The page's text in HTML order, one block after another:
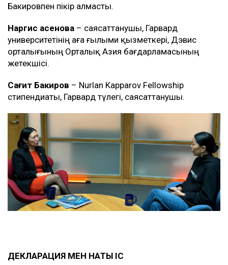
Бакировпен пікір алмасты.
Наргис Қасенова – саясаттанушы, Гарвард
университетінің аға ғылыми қызметкері, Дэвис
орталығының Орталық Азия бағдарламасының
жетекшісі.
Сағит Бакиров – Nurlan Kapparov Fellowship
стипендиаты, Гарвард түлегі, саясаттанушы.
ДЕКЛАРАЦИЯ МЕН НАҚТЫ ІС